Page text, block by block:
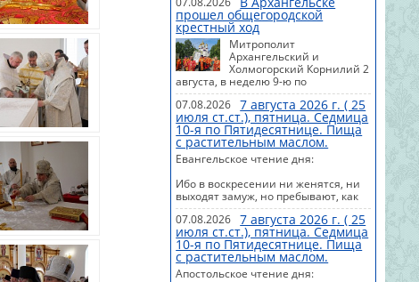
мирных жителей в Донецке и
Горловке.
прошел общегородской
крестный ход
Митрополит
Архангельский и
Холмогорский Корнилий 2
августа, в неделю 9-ю по
Пятидесятнице, праздник святого
пророка Божия Илии, по окончании
Божественной литургии в Михаило-
Архангельском кафедральном
соборе областной столицы
возглавил общегородской крестный
ход с молебным пением Пресвятой
Богородице.
07.08.2026 7 августа 2026 г. ( 25
июля ст.ст.), пятница. Седмица
10-я по Пятидесятнице. Пища
с растительным маслом.
Евангельское чтение дня:
Ибо в воскресении ни женятся, ни
выходят замуж, но пребывают, как
Ангелы Божии на небесах.
#Евангелие #Сегодня #Календарь
07.08.2026 7 августа 2026 г. ( 25
июля ст.ст.), пятница. Седмица
10-я по Пятидесятнице. Пища
с растительным маслом.
Апостольское чтение дня: